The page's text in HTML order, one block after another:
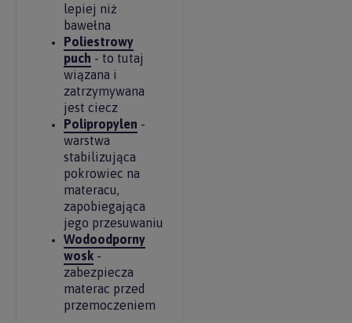
lepiej niż
bawełna
Poliestrowy
puch - to tutaj
wiązana i
zatrzymywana
jest ciecz
Polipropylen -
warstwa
stabilizująca
pokrowiec na
materacu,
zapobiegająca
jego przesuwaniu
Wodoodporny
wosk -
zabezpiecza
materac przed
przemoczeniem